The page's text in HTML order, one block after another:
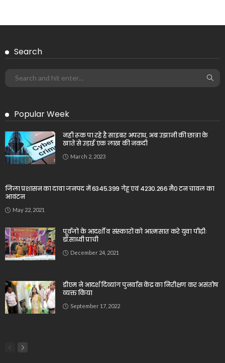
Search
Popular Week
नही रूक पा रहे है साइबर अपराध, अब उझानी की छात्रा के
खाते से उड़ाई एक लाख की नकदी
March 2, 2023
जिला प्रशासन का दावा जनपद में 6345.399 गेहू एवं 4230.266 मै0 टन चावल का
आवंटन
May 22, 2021
पूर्वजों के आदर्शों व संस्कारों को आत्मसात करे युवा पीढ़ीः
डॉ.साध्वी प्राची
December 24, 2021
डीएम ने आदर्श दिव्यांग पुनर्वास केंद्र का निरीक्षण कर असंतोष
व्यक्त किया
September 17, 2022